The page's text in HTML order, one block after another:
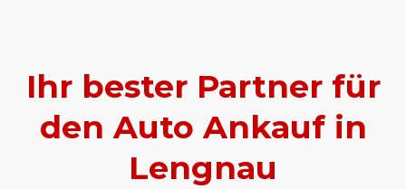
Ihr bester Partner für
den Auto Ankauf in
Lengnau